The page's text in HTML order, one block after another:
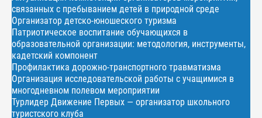
связанных с пребыванием детей в природной среде
Организатор детско-юношеского туризма
Патриотическое воспитание обучающихся в
образовательной организации: методология, инструменты,
кадетский компонент
Профилактика дорожно-транспортного травматизма
Организация исследовательской работы с учащимися в
многодневном полевом мероприятии
Турлидер Движение Первых — организатор школьного
туристского клуба